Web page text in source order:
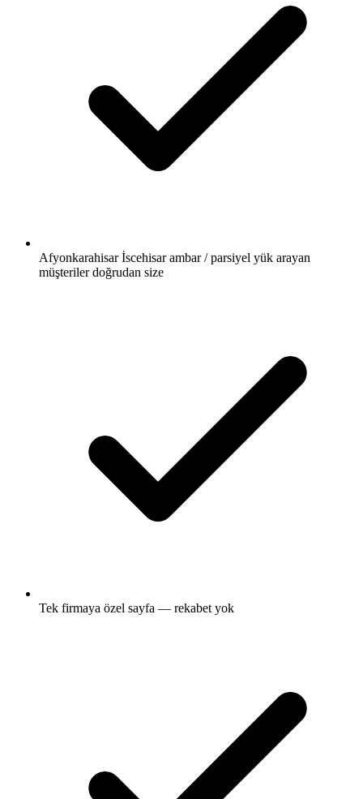
Afyonkarahisar İscehisar ambar / parsiyel yük arayan
müşteriler doğrudan size
Tek firmaya özel sayfa — rekabet yok